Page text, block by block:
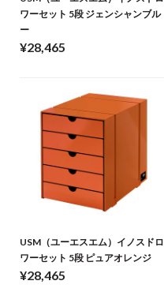
ワーセット 5段 ジェンシャンブル
ー
¥28,465
USM（ユーエスエム）イノスドロ
ワーセット 5段 ピュアオレンジ
¥28,465